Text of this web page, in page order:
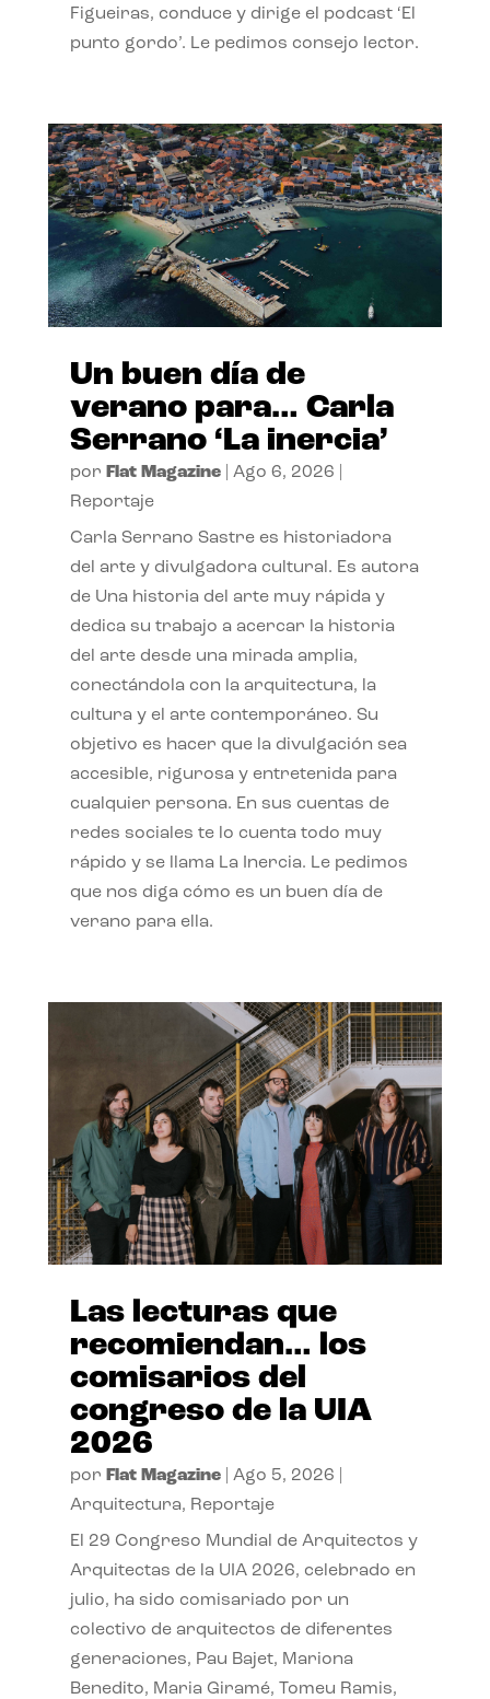
Figueiras, conduce y dirige el podcast ‘El
punto gordo’. Le pedimos consejo lector.
Un buen día de
verano para… Carla
Serrano ‘La inercia’
por Flat Magazine| Ago 6, 2026
Reportaje
Carla Serrano Sastre es historiadora
del arte y divulgadora cultural. Es autora
de Una historia del arte muy rápida y
dedica su trabajo a acercar la historia
del arte desde una mirada amplia,
conectándola con la arquitectura, la
cultura y el arte contemporáneo. Su
objetivo es hacer que la divulgación sea
accesible, rigurosa y entretenida para
cualquier persona. En sus cuentas de
redes sociales te lo cuenta todo muy
rápido y se llama La Inercia. Le pedimos
que nos diga cómo es un buen día de
verano para ella.
Las lecturas que
recomiendan… los
comisarios del
congreso de la UIA
2026
por Flat Magazine| Ago 5, 2026
Arquitectura, Reportaje
El 29 Congreso Mundial de Arquitectos y
Arquitectas de la UIA 2026, celebrado en
julio, ha sido comisariado por un
colectivo de arquitectos de diferentes
generaciones, Pau Bajet, Mariona
Benedito, Maria Giramé, Tomeu Ramis,